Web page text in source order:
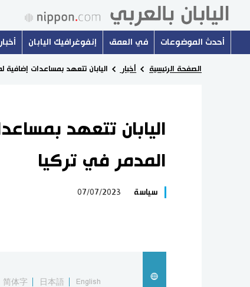
أحدث الموضوعات في العمق إنفوغرافيك اليابان أخبار
الصفحة الرئيسية أخبار اليابان تتعهد بمساعدات إضافية
اليابان تتعهد
المدمر في تركيا
سياسة 07/07/2023
English
日本語
简体字